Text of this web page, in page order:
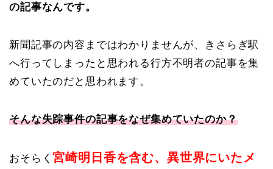
の記事なんです。
新聞記事の内容まではわかりませんが、きさらぎ駅
へ行ってしまったと思われる行方不明者の記事を集
めていたのだと思われます。
そんな失踪事件の記事をなぜ集めていたのか？
おそらく宮崎明日香を含む、異世界にいたメ